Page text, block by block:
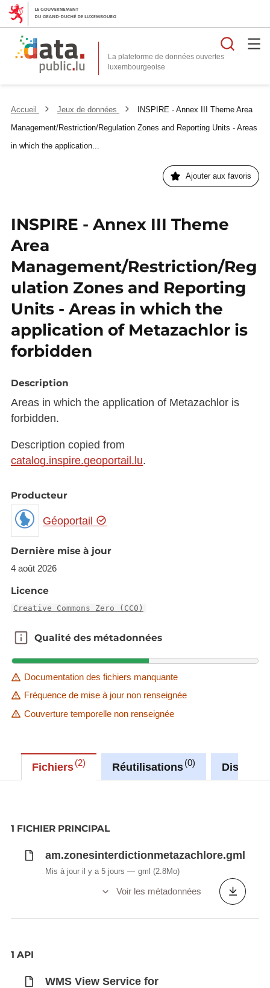
La plateforme de données ouvertes
Accueil Jeux de données
INSPIRE - Annex III Theme Area
Management/Restriction/Regulation Zones and Reporting Units - Areas
in which the application...
Ajouter aux favoris
INSPIRE - Annex III Theme
Area
Management/Restriction/Reg
ulation Zones and Reporting
Units - Areas in which the
application of Metazachlor is
forbidden
Description
Areas in which the application of Metazachlor is
forbidden.
Description copied from
catalog.inspire.geoportail.lu.
Producteur
Géoportail
Dernière mise à jour
4 août 2026
Licence
Creative Commons Zero (CC0)
Qualité des métadonnées
Qualité des métadonnées
Documentation des fichiers manquante
Fréquence de mise à jour non renseignée
Couverture temporelle non renseignée
Fichiers 2 Réutilisations 0
1 FICHIER PRINCIPAL
am.zonesinterdictionmetazachlore.gml
Mis à jour il y a 5 jours gml (2.8Mo)
Voir les métadonnées
1 API
WMS View Service for